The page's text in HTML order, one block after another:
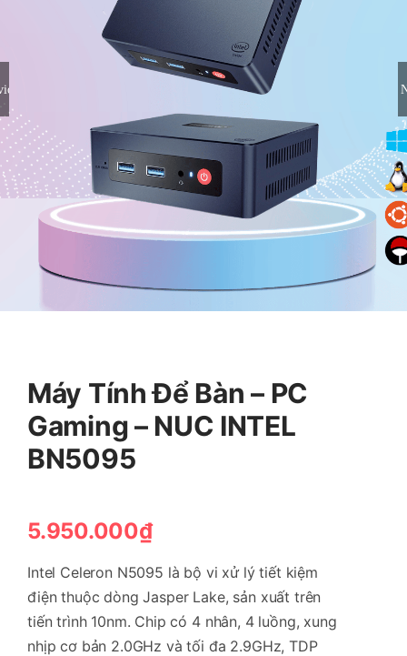
Máy Tính Để Bàn – PC
Gaming – NUC INTEL
BN5095
5.950.000₫
Intel Celeron N5095 là bộ vi xử lý tiết kiệm
điện thuộc dòng Jasper Lake, sản xuất trên
tiến trình 10nm. Chip có 4 nhân, 4 luồng, xung
nhịp cơ bản 2.0GHz và tối đa 2.9GHz, TDP